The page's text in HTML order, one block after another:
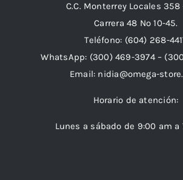
C.C. Monterrey Locales 358
Carrera 48 Nº 10-45.
Teléfono: (604) 268-
WhatsApp: (300) 469-3974 –
Email: nidia@omega-
Horario de atención:
Lunes a sábado de 9:00 am a